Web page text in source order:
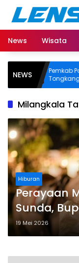
Langsung
konten
News
Wisata
NEWSPemkab
Tongkang dan
Segera
Milangkala
Hiburan
Perayaan
Sunda,
Pitriyami
19 Mei 2026